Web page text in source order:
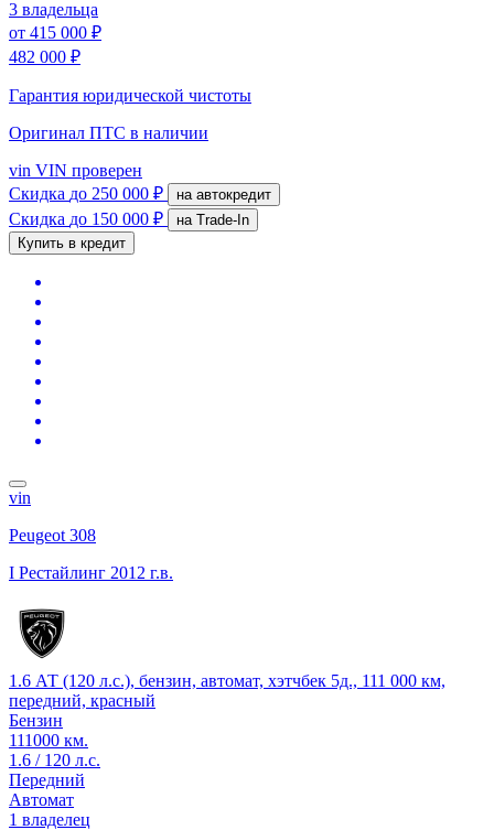
3 владельца
от 415 000 ₽
482 000 ₽
Гарантия юридической чистоты
Оригинал ПТС в наличии
vin VIN проверен
Скидка до 250 000 ₽ на автокредит
Скидка до 150 000 ₽
на Trade-In
Купить в кредит
vin
Peugeot 308
I Рестайлинг 2012 г.в.
1.6 АТ (120 л.с.), бензин, автомат, хэтчбек 5д., 111 000 км,
передний, красный
Бензин
111000 км.
1.6 / 120 л.с.
Передний
Автомат
1 владелец